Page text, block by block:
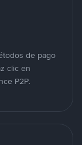
de pago
clic en
P2P.